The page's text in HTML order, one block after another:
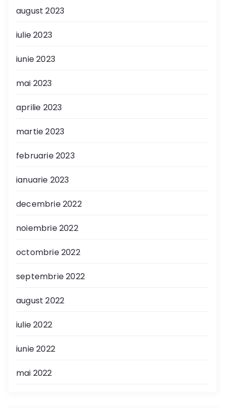
august 2023
iulie 2023
iunie 2023
mai 2023
aprilie 2023
martie 2023
februarie 2023
ianuarie 2023
decembrie 2022
noiembrie 2022
octombrie 2022
septembrie 2022
august 2022
iulie 2022
iunie 2022
mai 2022